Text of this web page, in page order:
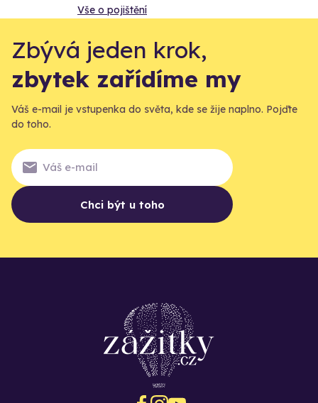
Vše o pojištění
Zbývá jeden krok,
zbytek zařídíme my
Váš e-mail je vstupenka do světa, kde se žije naplno. Pojďte
do toho.
Chci být u toho